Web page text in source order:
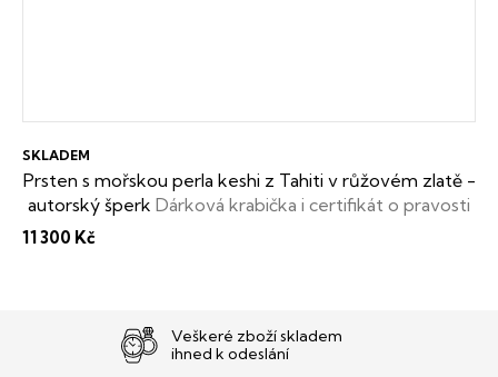
Prsten s mořskou perla keshi z Tahiti v růžovém zlatě -
autorský šperk Dárková krabička i certifikát o pravosti
SKLADEM
11 300 Kč
Veškeré zboží skladem
ihned k odeslání